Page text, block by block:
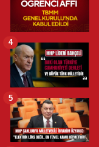
4
5